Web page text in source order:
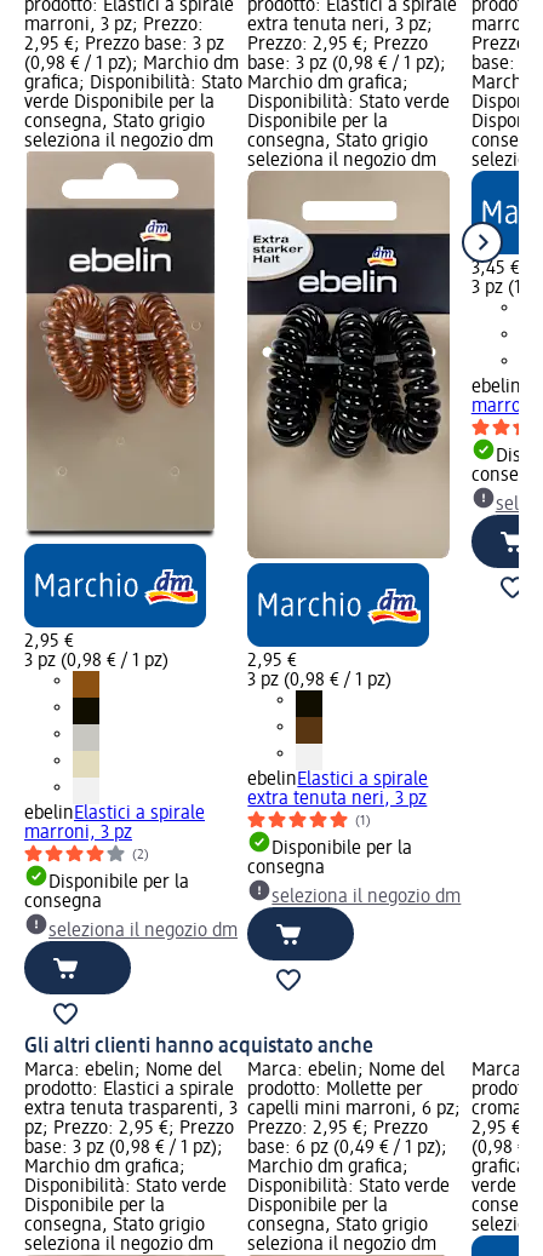
prodotto: Elastici a spirale
marroni, 3 pz; Prezzo:
2,95 €; Prezzo base: 3 pz
(0,98 € / 1 pz); Marchio dm
grafica; Disponibilità: Stato
verde Disponibile per la
consegna, Stato grigio
seleziona il negozio dm
2,95 €
3 pz (0,98 € / 1 pz)
ebelinElastici a spirale
marroni, 3 pz
(2)
Disponibile per la
consegna
seleziona il negozio dm
prodotto: Elastici a spirale
extra tenuta neri, 3 pz;
Prezzo: 2,95 €; Prezzo
base: 3 pz (0,98 € / 1 pz);
Marchio dm grafica;
Disponibilità: Stato verde
Disponibile per la
consegna, Stato grigio
seleziona il negozio dm
2,95 €
3 pz (0,98 € / 1 pz)
ebelinElastici a spirale
extra tenuta neri, 3 pz
(1)
Disponibile per la
consegna
seleziona il negozio dm
marroni
Prezzo:
base: 3
Marchio
3,45 €
3 pz
ebelin
marroni
Gli altri clienti hanno acquistato anche
Marca: ebelin; Nome del
prodotto: Elastici a spirale
extra tenuta trasparenti, 3
pz; Prezzo: 2,95 €; Prezzo
base: 3 pz (0,98 € / 1 pz);
Marchio dm grafica;
Disponibilità: Stato verde
Disponibile per la
consegna, Stato grigio
seleziona il negozio dm
Marca: ebelin; Nome del
prodotto: Mollette per
capelli mini marroni, 6 pz;
Prezzo: 2,95 €; Prezzo
base: 6 pz (0,49 € / 1 pz);
Marchio dm grafica;
Disponibilità: Stato verde
Disponibile per la
consegna, Stato grigio
seleziona il negozio dm
Marca:
cromati,
2,95 €;
(0,98 € /
grafica;
verde